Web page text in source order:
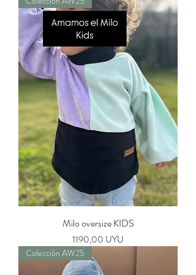
Milo oversize KIDS
Precio
1190,00 UYU
Colección AW25